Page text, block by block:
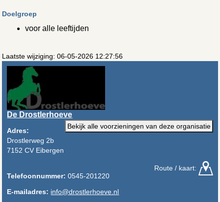
Doelgroep
voor alle leeftijden
Laatste wijziging: 06-05-2026 12:27:56
De Drostlerhoeve
Bekijk alle voorzieningen van deze organisatie
Adres:
Drostlerweg 2b
7152 CV Eibergen
Route / kaart:
Telefoonnummer: 0545-201220
E-mailadres: info@drostlerhoeve.nl